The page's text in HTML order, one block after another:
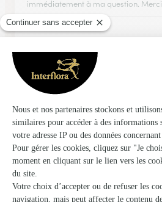
immédiatement à ma question. Merci
26/12/2025
★ ★ ★ ★ ★
Service excellent
Rapide et efficace
05/01/2026
★
A part la date de livraison